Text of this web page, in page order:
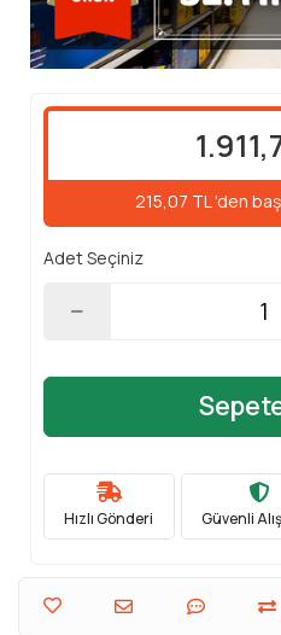
215,07 TL 'den
Adet Seçiniz
Hızlı Gönderi Güvenli